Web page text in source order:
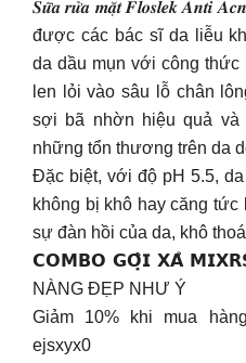
𝑺𝒖̛̃𝒂 𝒓𝒖̛̉𝒂 𝒎𝒂̣̆𝒕 𝑭𝒍𝒐𝒔𝒍𝒆𝒌 𝑨𝒏𝒕𝒊
được các bác sĩ da liễu
da dầu mụn với công thức
len lỏi vào sâu lỗ chân
sợi bã nhờn hiệu quả và
những tổn thương trên da
Đặc biệt, với độ pH 5.5,
không bị khô hay căng tức
sự đàn hồi của da, khô
𝗖𝗢𝗠𝗕𝗢 𝗚𝗢̣̂𝗜 𝗫𝗔̉ 𝗠𝗜𝗫𝗥𝗦
NÀNG ĐẸP NHƯ Ý
Giảm 10% khi mua
ejsxyx0